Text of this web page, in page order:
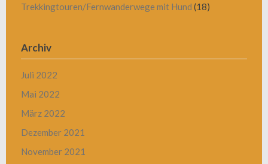
Trekkingtouren/Fernwanderwege mit Hund (18)
Archiv
Juli 2022
Mai 2022
März 2022
Dezember 2021
November 2021